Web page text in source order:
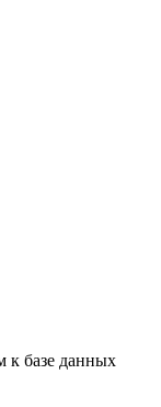
к базе данных